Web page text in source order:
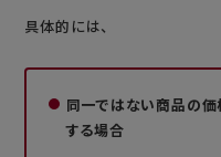
具体的には、
同一ではない商品の価
する場合